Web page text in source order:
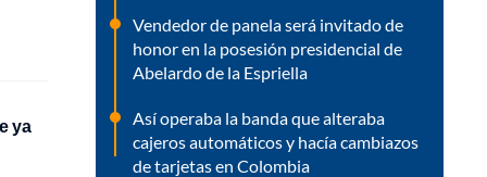
ya
Vendedor de panela será invitado de
honor en la posesión presidencial de
Abelardo de la Espriella
Así operaba la banda que alteraba
cajeros automáticos y hacía cambiazos
de tarjetas en Colombia